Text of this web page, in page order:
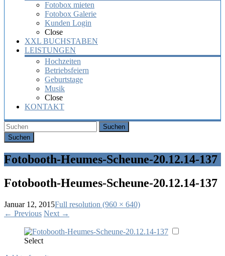
Fotobox mieten
Fotobox Galerie
Kunden Login
Close
XXL BUCHSTABEN
LEISTUNGEN
Hochzeiten
Betriebsfeiern
Geburtstage
Musik
Close
KONTAKT
Suchen
Fotobooth-Heumes-Scheune-20.12.14-137
Fotobooth-Heumes-Scheune-20.12.14-137
Januar 12, 2015Full resolution (960 × 640)
← Previous Next →
Select